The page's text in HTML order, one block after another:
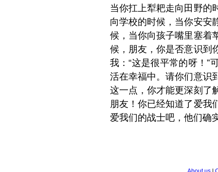
当你扛上犁耙走向田野的
向学校的时候，当你安安
候，当你向孩子嘴里塞着
候，朋友，你是否意识到
我：“这是很平常的呀！”
活在幸福中。请你们意识
这一点，你才能更深刻了
朋友！你已经知道了爱我
爱我们的战士吧，他们确